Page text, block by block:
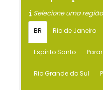
Selecione uma
BR Rio de Janeiro
Espírito Santo
Rio Grande do Sul